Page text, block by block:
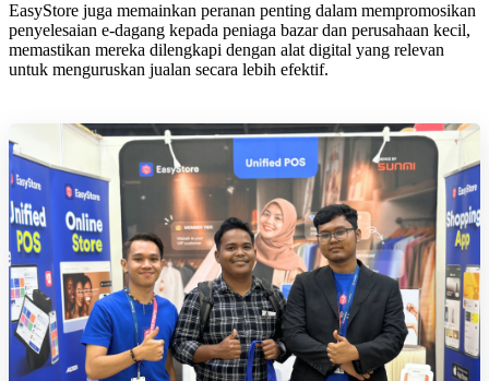
EasyStore juga memainkan peranan penting dalam mempromosikan
penyelesaian e-dagang kepada peniaga bazar dan perusahaan kecil,
memastikan mereka dilengkapi dengan alat digital yang relevan
untuk menguruskan jualan secara lebih efektif.